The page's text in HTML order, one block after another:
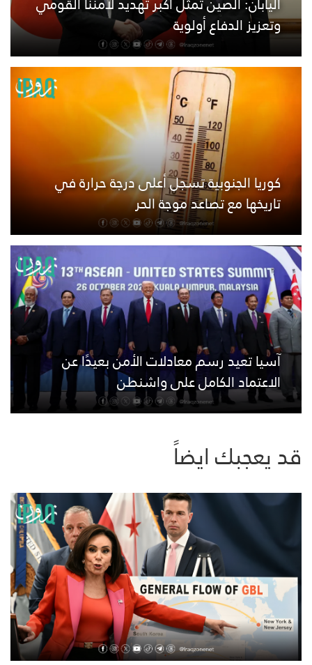
وتعزيز الدفاع أولوية
كوريا الجنوبية تسجل أعلى درجة حرارة في
تاريخها مع تصاعد موجة الحر
آسيا تعيد رسم معادلات الأمن بعيدًا عن
الاعتماد الكامل على واشنطن
قد يعجبك ايضاً